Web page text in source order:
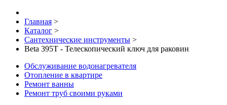
Главная >
Каталог >
Сантехнические инструменты >
Beta 395T - Телескопический ключ для раковин
Обслуживание водонагревателя
Отопление в квартире
Ремонт ванны
Ремонт труб своими руками